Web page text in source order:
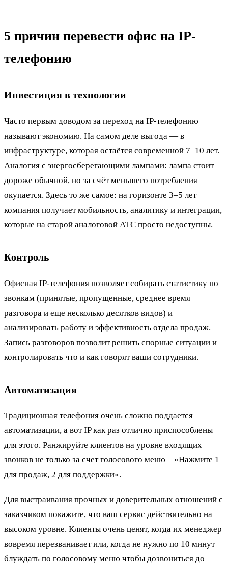
5 причин перевести офис на IP-
телефонию
Инвестиция в технологии
Часто первым доводом за переход на IP-телефонию
называют экономию. На самом деле выгода — в
инфраструктуре, которая остаётся современной 7–10 лет.
Аналогия с энергосберегающими лампами: лампа стоит
дороже обычной, но за счёт меньшего потребления
окупается. Здесь то же самое: на горизонте 3–5 лет
компания получает мобильность, аналитику и интеграции,
которые на старой аналоговой АТС просто недоступны.
Контроль
Офисная IP-телефония позволяет собирать статистику по
звонкам (принятые, пропущенные, среднее время
разговора и еще несколько десятков видов) и
анализировать работу и эффективность отдела продаж.
Запись разговоров позволит решить спорные ситуации и
контролировать что и как говорят ваши сотрудники.
Автоматизация
Традиционная телефония очень сложно поддается
автоматизации, а вот IP как раз отлично приспособлены
для этого. Ранжируйте клиентов на уровне входящих
звонков не только за счет голосового меню – «Нажмите 1
для продаж, 2 для поддержки».
Для выстраивания прочных и доверительных отношений с
заказчиком покажите, что ваш сервис действительно на
высоком уровне. Клиенты очень ценят, когда их менеджер
вовремя перезванивает или, когда не нужно по 10 минут
блуждать по голосовому меню чтобы дозвониться до